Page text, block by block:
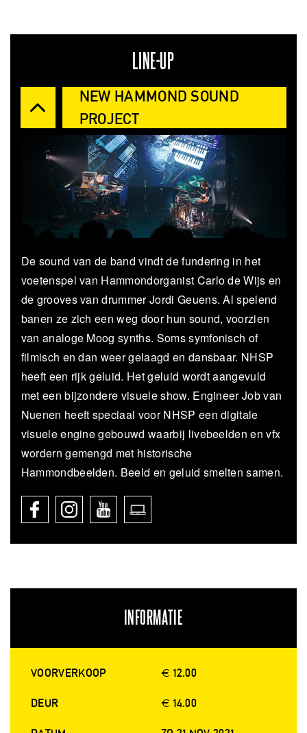
LINE-UP
NEW HAMMOND SOUND
PROJECT
De sound van de band vindt de fundering in het
voetenspel van Hammondorganist Carlo de Wijs en
de grooves van drummer Jordi Geuens. Al spelend
banen ze zich een weg door hun sound, voorzien
van analoge Moog synths. Soms symfonisch of
filmisch en dan weer gelaagd en dansbaar. NHSP
heeft een rijk geluid. Het geluid wordt aangevuld
met een bijzondere visuele show. Engineer Job van
Nuenen heeft speciaal voor NHSP een digitale
visuele engine gebouwd waarbij livebeelden en vfx
wordern gemengd met historische
Hammondbeelden. Beeld en geluid smelten samen.
INFORMATIE
VOORVERKOOP € 12.00
DEUR € 14.00